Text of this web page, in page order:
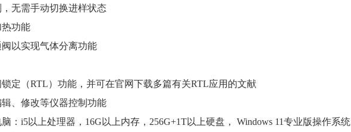
无需手动切换进样状态
热功能
以实现气体分离功能
锁定（RTL）功能，并可在官网下载多篇有关RTL应用的文献
、修改等仪器控制功能
：i5以上处理器，16G以上内存，256G+1T以上硬盘， Windows 11专业版操作系统